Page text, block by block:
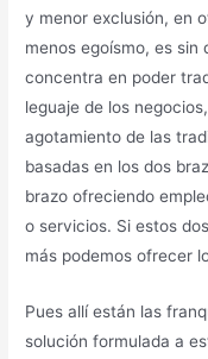
y menor exclusión, en
menos egoísmo, es
concentra en poder
leguaje de los
agotamiento de las
basadas en los dos
brazo ofreciendo
o servicios. Si estos
más podemos ofrecer
Pues allí están las
solución formulada a